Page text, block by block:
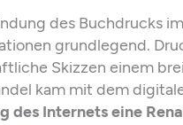
des Buchdrucks
grundlegend.
Skizzen einem
kam mit dem
des Internets eine